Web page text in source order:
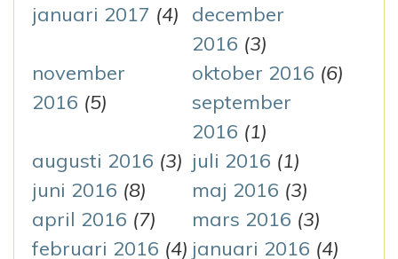
januari 2017 (4)
december
2016 (3)
november
2016 (5)
oktober 2016 (6)
september
2016 (1)
augusti 2016 (3) juli 2016 (1)
juni 2016 (8) maj 2016 (3)
april 2016 (7) mars 2016 (3)
februari 2016 (4) januari 2016 (4)